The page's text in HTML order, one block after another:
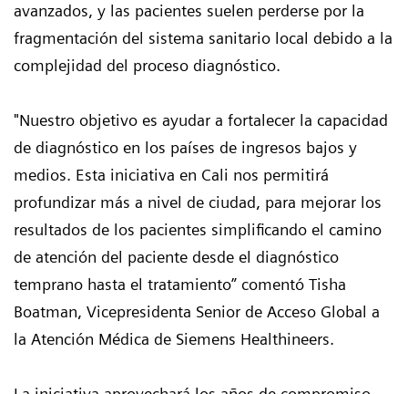
avanzados, y las pacientes suelen perderse por la
fragmentación del sistema sanitario local debido a la
complejidad del proceso diagnóstico.
"Nuestro objetivo es ayudar a fortalecer la capacidad
de diagnóstico en los países de ingresos bajos y
medios. Esta iniciativa en Cali nos permitirá
profundizar más a nivel de ciudad, para mejorar los
resultados de los pacientes simplificando el camino
de atención del paciente desde el diagnóstico
temprano hasta el tratamiento” comentó Tisha
Boatman, Vicepresidenta Senior de Acceso Global a
la Atención Médica de Siemens Healthineers.